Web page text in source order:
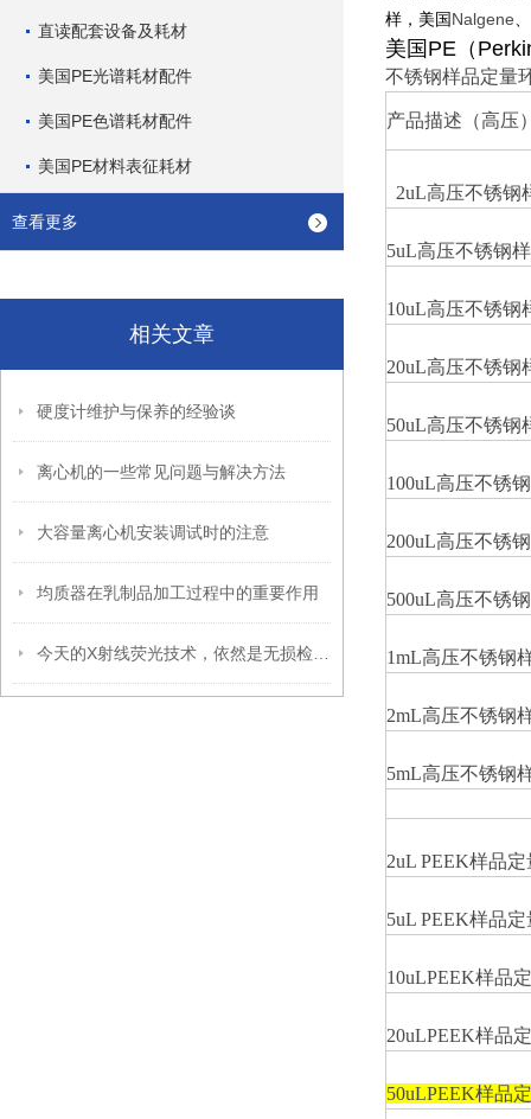
直读配套设备及耗材
美国PE光谱耗材配件
美国PE色谱耗材配件
美国PE材料表征耗材
查看更多
相关文章
硬度计维护与保养的经验谈
离心机的一些常见问题与解决方法
大容量离心机安装调试时的注意
均质器在乳制品加工过程中的重要作用
样，美国 Nalgene
美国 PE （
不锈钢样品定量
产品描述（高压
2uL高压不锈钢
5uL高压不锈钢
10uL高压不锈钢
20uL高压不锈钢
50uL高压不锈钢
100uL高压不锈
200uL高压不锈
500uL高压不锈
1mL高压不锈钢
2mL高压不锈钢
5mL高压不锈钢
2uL PEEK样品定
5uL PEEK样品定
10uLPEEK样品
20uLPEEK样品
50uLPEEK样品